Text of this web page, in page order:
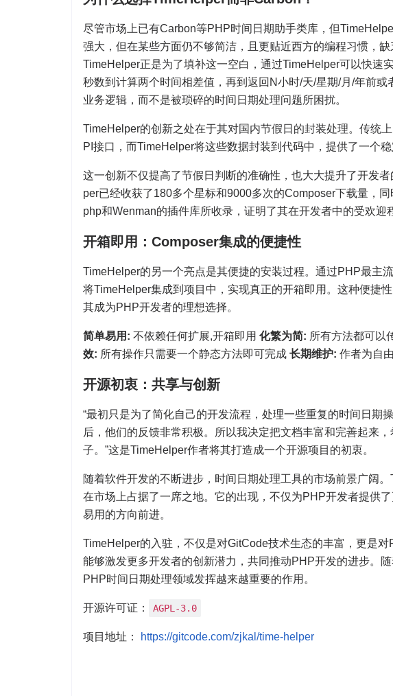
尽管市场上已有Carbon等PHP时间日期助手类库，但
强大，但在某些方面仍不够简洁，且更贴近西方的编程习惯，缺
TimeHelper正是为了填补这一空白，通过TimeHelper可以快速
秒数到计算两个时间相差值，再到返回N小时/天/星期/月/年前
业务逻辑，而不是被琐碎的时间日期处理问题所困扰。
TimeHelper的创新之处在于其对国内节假日的封装处理。传统
PI接口，而TimeHelper将这些数据封装到代码中，提供了一个稳
这一创新不仅提高了节假日判断的准确性，也大大提升了开发
per已经收获了180多个星标和9000多次的Composer下载量，
php和Wenman的插件库所收录，证明了其在开发者中的受欢迎
开箱即用：Composer集成的便捷性
TimeHelper的另一个亮点是其便捷的安装过程。通过PHP最主
将TimeHelper集成到项目中，实现真正的开箱即用。这种便捷
其成为PHP开发者的理想选择。
简单易用: 不依赖任何扩展,开箱即用 化繁为简: 所有方法都可以
效: 所有操作只需要一个静态方法即可完成 长期维护: 作者为自
开源初衷：共享与创新
“最初只是为了简化自己的开发流程，处理一些重复的时间日期
后，他们的反馈非常积极。所以我决定把文档丰富和完善起来
子。”这是TimeHelper作者将其打造成一个开源项目的初衷。
随着软件开发的不断进步，时间日期处理工具的市场前景广阔
在市场上占据了一席之地。它的出现，不仅为PHP开发者提供
易用的方向前进。
TimeHelper的入驻，不仅是对GitCode技术生态的丰富，更是
能够激发更多开发者的创新潜力，共同推动PHP开发的进步。
PHP时间日期处理领域发挥越来越重要的作用。
开源许可证： AGPL-3.0
项目地址： https://gitcode.com/zjkal/time-helper